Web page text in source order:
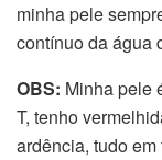
minha pele
contínuo da água
OBS: Minha pele
T, tenho
ardência, tudo